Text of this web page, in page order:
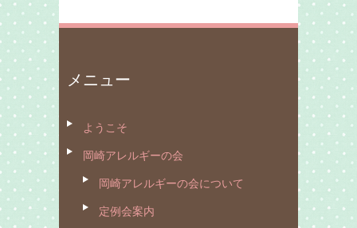
メニュー
ようこそ
岡崎アレルギーの会
岡崎アレルギーの会について
定例会案内